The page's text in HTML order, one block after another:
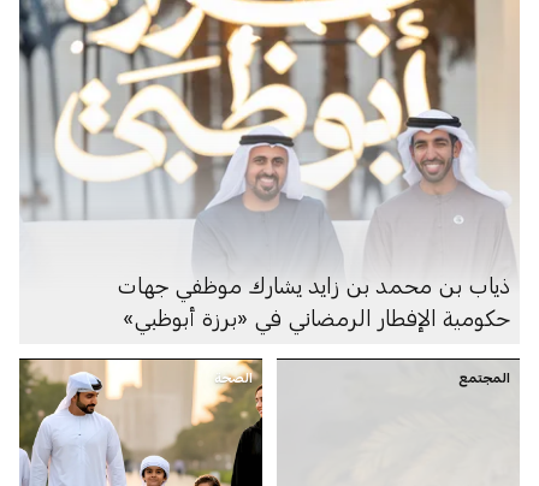
ذياب بن محمد بن زايد يشارك موظفي جهات
حكومية الإفطار الرمضاني في «برزة أبوظبي»
المجتمع الصحة